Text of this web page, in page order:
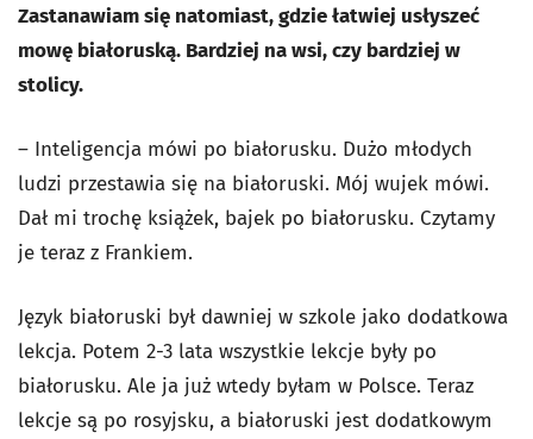
Zastanawiam się natomiast, gdzie łatwiej usłyszeć
mowę białoruską. Bardziej na wsi, czy bardziej w
stolicy.
– Inteligencja mówi po białorusku. Dużo młodych
ludzi przestawia się na białoruski. Mój wujek mówi.
Dał mi trochę książek, bajek po białorusku. Czytamy
je teraz z Frankiem.
Język białoruski był dawniej w szkole jako dodatkowa
lekcja. Potem 2-3 lata wszystkie lekcje były po
białorusku. Ale ja już wtedy byłam w Polsce. Teraz
lekcje są po rosyjsku, a białoruski jest dodatkowym